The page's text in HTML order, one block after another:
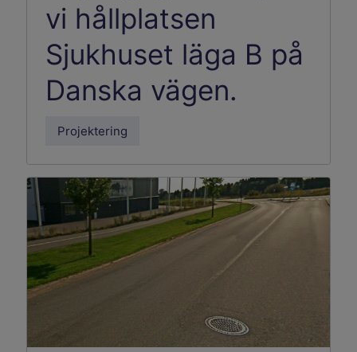
vi hållplatsen
Sjukhuset läga B på
Danska vägen.
Projektering